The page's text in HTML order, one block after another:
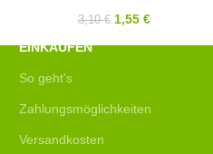
3,10€ 1,55 €
EINKAUFEN
So geht's
Zahlungsmöglichkeiten
Versandkosten